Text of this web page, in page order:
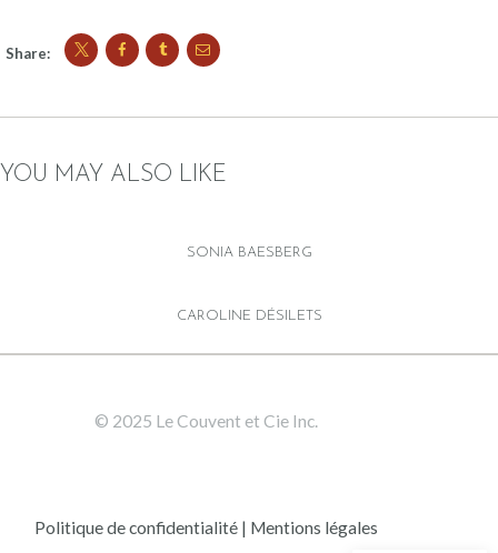
Share:
YOU MAY ALSO LIKE
SONIA BAESBERG
CAROLINE DÉSILETS
© 2025 Le Couvent et Cie Inc.
Politique de confidentialité | Mentions légales